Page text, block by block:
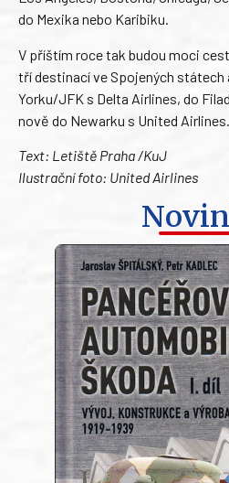
do Mexika nebo Karibiku.
V příštím roce tak budou moci
tří destinací ve Spojených státech
Yorku/JFK s Delta Airlines, do
nově do Newarku s United Airlines.
Text: Letiště Praha /KuJ
Ilustrační foto: United Airlines